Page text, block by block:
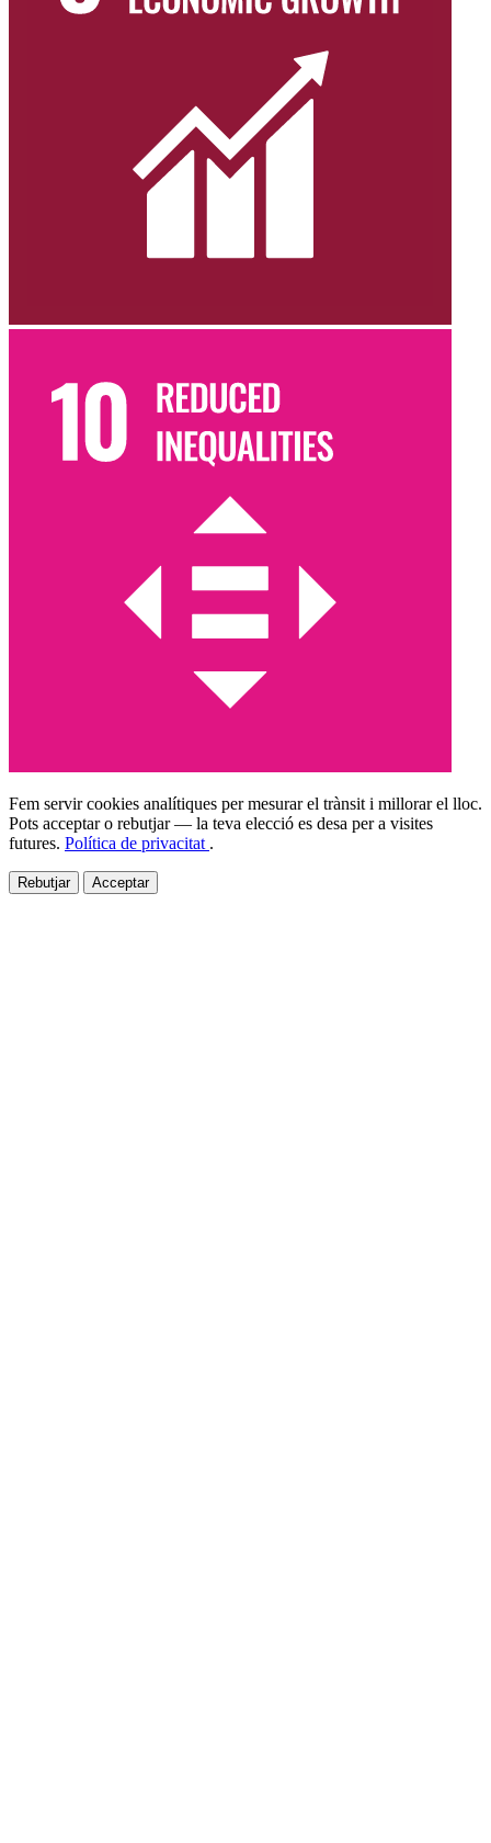
Fem servir cookies analítiques per mesurar el trànsit i millorar el lloc.
Pots acceptar o rebutjar — la teva elecció es desa per a visites
futures. Política de privacitat .
Rebutjar Acceptar